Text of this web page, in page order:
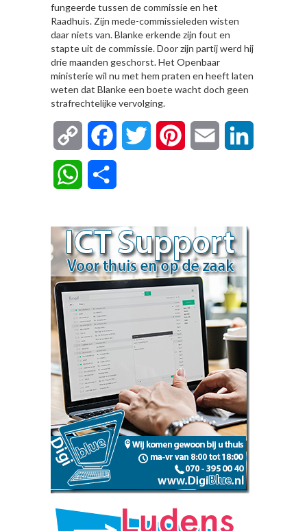
fungeerde tussen de commissie en het
Raadhuis. Zijn mede-commissieleden wisten
daar niets van. Blanke erkende zijn fout en
stapte uit de commissie. Door zijn partij werd hij
drie maanden geschorst. Het Openbaar
ministerie wil nu met hem praten en heeft laten
weten dat Blanke een boete wacht doch geen
strafrechtelijke vervolging.
Copy
Link
FacebookTwitter Pinterest Email
WhatsApp